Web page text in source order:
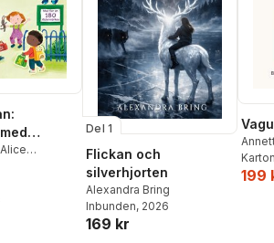
Alice
Totalt antal röster:
Del 1
Flickan och
silverhjorten
Alexandra Bring
Inbunden, 2026
169 kr
199